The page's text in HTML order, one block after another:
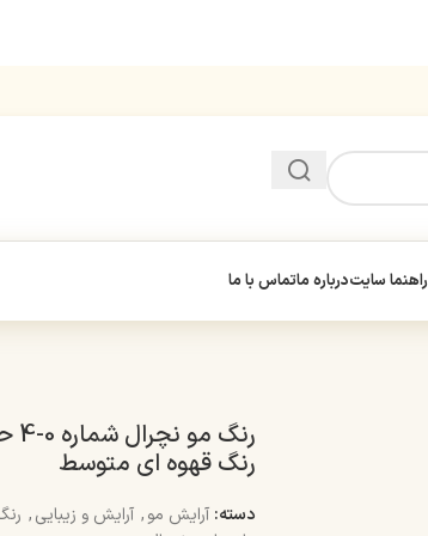
راهنما سایتدرباره ماتماس با ما
رنگ قهوه ای متوسط
دسته: آرایش مو, آرایش و زیبایی,